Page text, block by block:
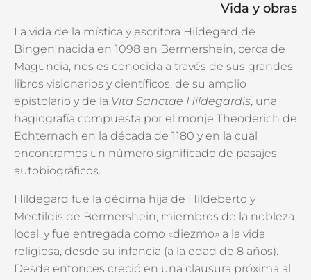
Vida y obras
La vida de la mística y escritora Hildegard de
Bingen nacida en 1098 en Bermershein, cerca de
Maguncia, nos es conocida a través de sus grandes
libros visionarios y científicos, de su amplio
epistolario y de la Vita Sanctae Hildegardis, una
hagiografía compuesta por el monje Theoderich de
Echternach en la década de 1180 y en la cual
encontramos un número significado de pasajes
autobiográficos.
Hildegard fue la décima hija de Hildeberto y
Mectildis de Bermershein, miembros de la nobleza
local, y fue entregada como «diezmo» a la vida
religiosa, desde su infancia (a la edad de 8 años).
Desde entonces creció en una clausura próxima al